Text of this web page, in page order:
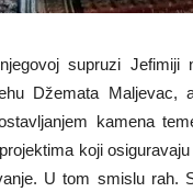
supruzi Jefimiji
Džemata
kamena
koji
U tom smislu rah.